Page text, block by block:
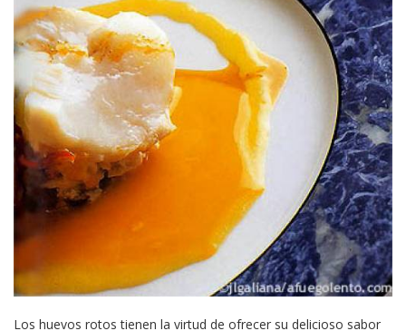
Los huevos rotos tienen la virtud de ofrecer su delicioso sabor